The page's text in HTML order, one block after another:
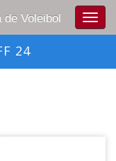
de Voleibol
24